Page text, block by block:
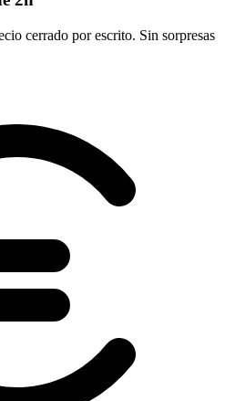
cerrado por escrito. Sin sorpresas